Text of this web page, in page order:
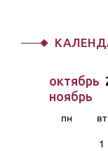
октябрь
ноябрь
пн вт
1